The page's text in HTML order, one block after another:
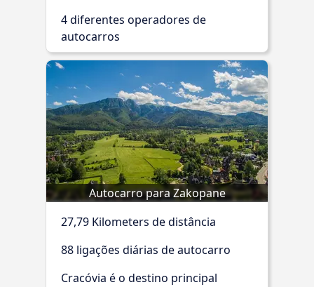
4 diferentes operadores de
autocarros
Autocarro para Zakopane
27,79 Kilometers de distância
88 ligações diárias de autocarro
Cracóvia é o destino principal